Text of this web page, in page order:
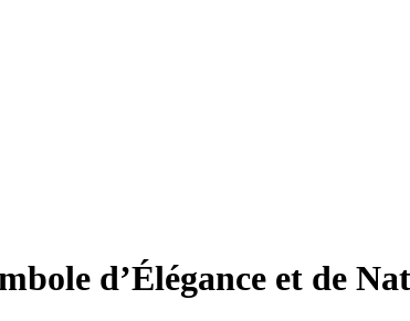
d’Élégance et de